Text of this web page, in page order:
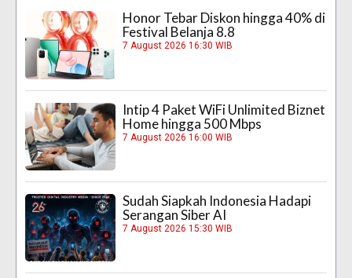
Honor Tebar Diskon hingga 40% di
Festival Belanja 8.8
7 August 2026 16:30 WIB
Intip 4 Paket WiFi Unlimited Biznet
Home hingga 500 Mbps
7 August 2026 16:00 WIB
Sudah Siapkah Indonesia Hadapi
Serangan Siber AI
7 August 2026 15:30 WIB